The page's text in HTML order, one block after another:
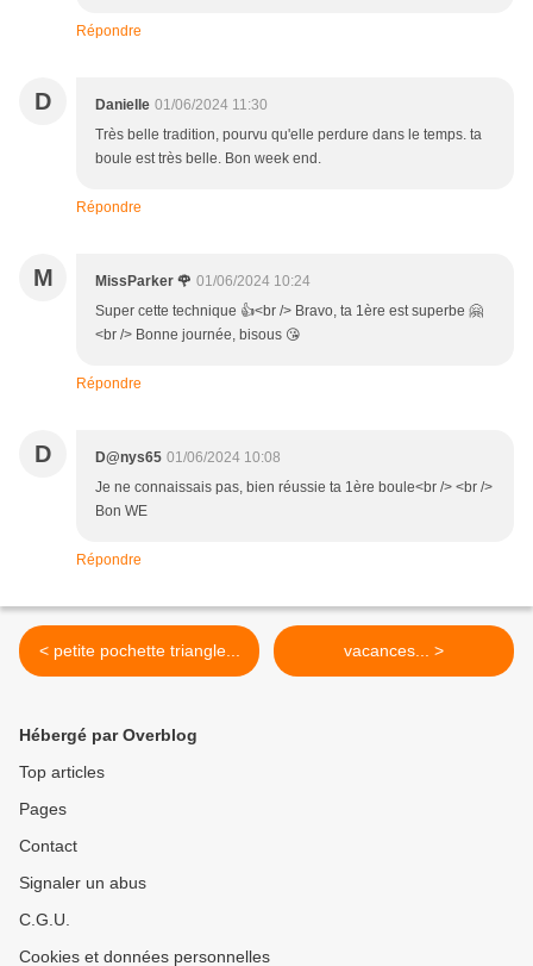
Répondre
D Danielle 01/06/2024 11:30
Très belle tradition, pourvu qu'elle perdure dans le temps. ta
boule est très belle. Bon week end.
Répondre
M MissParker 🌹 01/06/2024 10:24
Super cette technique 👍<br /> Bravo, ta 1ère est superbe 🤗
<br /> Bonne journée, bisous 😘
Répondre
D D@nys65 01/06/2024 10:08
Je ne connaissais pas, bien réussie ta 1ère boule<br /> <br />
Bon WE
Répondre
< petite pochette triangle... vacances... >
Hébergé par Overblog
Top articles
Pages
Contact
Signaler un abus
C.G.U.
Cookies et données personnelles